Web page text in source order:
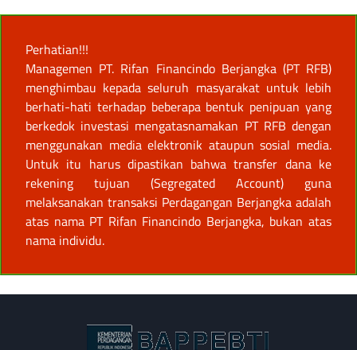
Perhatian!!!
Managemen PT. Rifan Financindo Berjangka (PT RFB)
menghimbau kepada seluruh masyarakat untuk lebih
berhati-hati terhadap beberapa bentuk penipuan yang
berkedok investasi mengatasnamakan PT RFB dengan
menggunakan media elektronik ataupun sosial media.
Untuk itu harus dipastikan bahwa transfer dana ke
rekening tujuan (Segregated Account) guna
melaksanakan transaksi Perdagangan Berjangka adalah
atas nama PT Rifan Financindo Berjangka, bukan atas
nama individu.